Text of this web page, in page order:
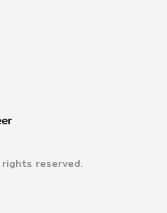
reserved.